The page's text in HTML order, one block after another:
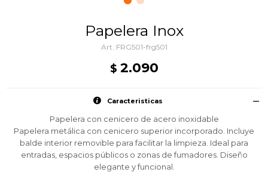
Papelera Inox
FRG501-frg501
$ 2.090
Caracteristicas
Papelera con cenicero de acero inoxidable
Papelera metálica con cenicero superior incorporado. Incluye
balde interior removible para facilitar la limpieza. Ideal para
entradas, espacios públicos o zonas de fumadores. Diseño
elegante y funcional.